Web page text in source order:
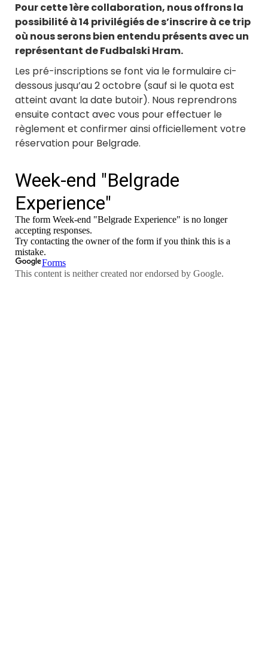
Pour cette 1ère collaboration, nous offrons la
possibilité à 14 privilégiés de s’inscrire à ce trip
où nous serons bien entendu présents avec un
représentant de Fudbalski Hram.
Les pré-inscriptions se font via le formulaire ci-
dessous jusqu’au 2 octobre (sauf si le quota est
atteint avant la date butoir). Nous reprendrons
ensuite contact avec vous pour effectuer le
règlement et confirmer ainsi officiellement votre
réservation pour Belgrade.